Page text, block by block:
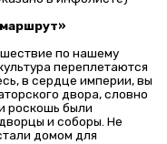
по нашему
переплетаются
в сердце империи, вы
двора, словно
роскошь были
и соборы. Не
домом для